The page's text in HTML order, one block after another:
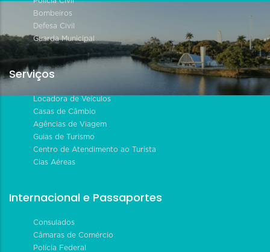
Bombeiros
Defesa Civil
Guarda Municipal
Serviços
Locadora de Veículos
Casas de Câmbio
Agências de Viagem
Guias de Turismo
Centro de Atendimento ao Turista
Cias Aéreas
Internacional e Passaportes
Consulados
Câmaras de Comércio
Polícia Federal